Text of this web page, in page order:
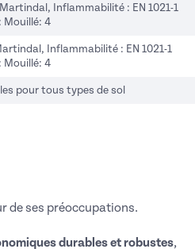
Inflammabilité : EN 1021-1
4
Inflammabilité : EN 1021-1
4
pour tous types de sol
de ses préoccupations.
durables et robustes,